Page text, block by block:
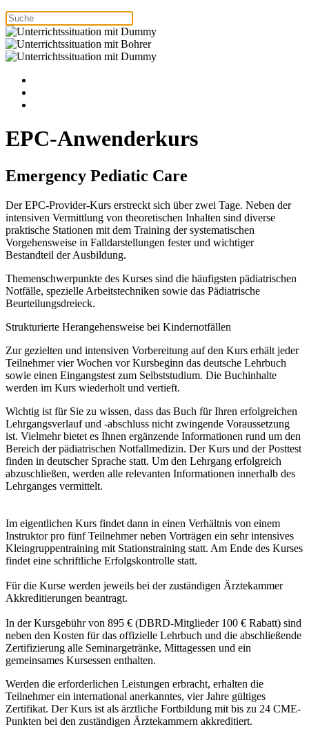
EPC-Anwenderkurs
Emergency Pediatic Care
Der EPC-Provider-Kurs erstreckt sich über zwei Tage. Neben der
intensiven Vermittlung von theoretischen Inhalten sind diverse
praktische Stationen mit dem Training der systematischen
Vorgehensweise in Falldarstellungen fester und wichtiger
Bestandteil der Ausbildung.
Themenschwerpunkte des Kurses sind die häufigsten pädiatrischen
Notfälle, spezielle Arbeitstechniken sowie das Pädiatrische
Beurteilungsdreieck.
Strukturierte Herangehensweise bei Kindernotfällen
Zur gezielten und intensiven Vorbereitung auf den Kurs erhält jeder
Teilnehmer vier Wochen vor Kursbeginn das deutsche Lehrbuch
sowie einen Eingangstest zum Selbststudium. Die Buchinhalte
werden im Kurs wiederholt und vertieft.
Wichtig ist für Sie zu wissen, dass das Buch für Ihren erfolgreichen
Lehrgangsverlauf und -abschluss nicht zwingende Voraussetzung
ist. Vielmehr bietet es Ihnen ergänzende Informationen rund um den
Bereich der pädiatrischen Notfallmedizin. Der Kurs und der Posttest
finden in deutscher Sprache statt. Um den Lehrgang erfolgreich
abzuschließen, werden alle relevanten Informationen innerhalb des
Lehrganges vermittelt.
Im eigentlichen Kurs findet dann in einen Verhältnis von einem
Instruktor pro fünf Teilnehmer neben Vorträgen ein sehr intensives
Kleingruppentraining mit Stationstraining statt. Am Ende des Kurses
findet eine schriftliche Erfolgskontrolle statt.
Für die Kurse werden jeweils bei der zuständigen Ärztekammer
Akkreditierungen beantragt.
In der Kursgebühr von 895 € (DBRD-Mitglieder 100 € Rabatt) sind
neben den Kosten für das offizielle Lehrbuch und die abschließende
Zertifizierung alle Seminargetränke, Mittagessen und ein
gemeinsames Kursessen enthalten.
Werden die erforderlichen Leistungen erbracht, erhalten die
Teilnehmer ein international anerkanntes, vier Jahre gültiges
Zertifikat. Der Kurs ist als ärztliche Fortbildung mit bis zu 24 CME-
Punkten bei den zuständigen Ärztekammern akkreditiert.